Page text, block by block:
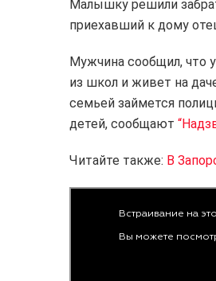
Малышку решили
приехавший к дому
Мужчина сообщил, что
из школ и живет на
семьей займется
детей, сообщают
Читайте также: В